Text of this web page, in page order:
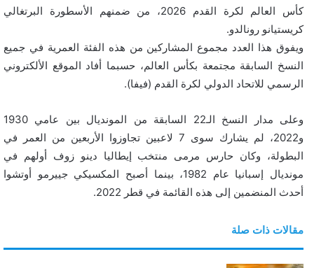
كأس العالم لكرة القدم 2026، من ضمنهم الأسطورة البرتغالي
كريستيانو رونالدو.
ويفوق هذا العدد مجموع المشاركين من هذه الفئة العمرية في جميع
النسخ السابقة مجتمعة بكأس العالم، حسبما أفاد الموقع الألكتروني
الرسمي للاتحاد الدولي لكرة القدم (فيفا).
وعلى مدار النسخ الـ22 السابقة من المونديال بين عامي 1930
و2022، لم يشارك سوى 7 لاعبين تجاوزوا الأربعين من العمر في
البطولة، وكان حارس مرمى منتخب إيطاليا دينو زوف أولهم في
مونديال إسبانيا عام 1982، بينما أصبح المكسيكي جييرمو أوتشوا
أحدث المنضمين إلى هذه القائمة في قطر 2022.
مقالات ذات صلة